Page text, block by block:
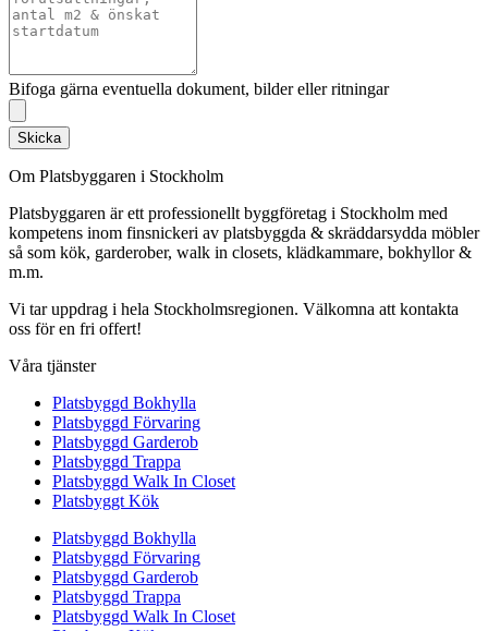
Bifoga gärna eventuella dokument, bilder eller ritningar
Skicka
Om Platsbyggaren i Stockholm
Platsbyggaren är ett professionellt byggföretag i Stockholm med
kompetens inom finsnickeri av platsbyggda & skräddarsydda möbler
så som kök, garderober, walk in closets, klädkammare, bokhyllor &
m.m.
Vi tar uppdrag i hela Stockholmsregionen. Välkomna att kontakta
oss för en fri offert!
Våra tjänster
Platsbyggd Bokhylla
Platsbyggd Förvaring
Platsbyggd Garderob
Platsbyggd Trappa
Platsbyggd Walk In Closet
Platsbyggt Kök
Platsbyggd Bokhylla
Platsbyggd Förvaring
Platsbyggd Garderob
Platsbyggd Trappa
Platsbyggd Walk In Closet